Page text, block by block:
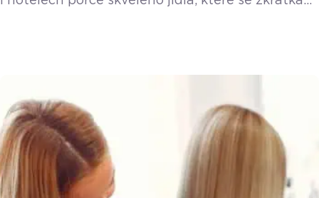
fungování aplikace i o nákupním chování českých
strávníků jsme si povídali s Filipem Matuškem.
Koncept je jednoduchý, ale nesmírně efektivní.
Podniky nabídnou své neprodané zboží formou
balíčku s překvapením a minimálně […]